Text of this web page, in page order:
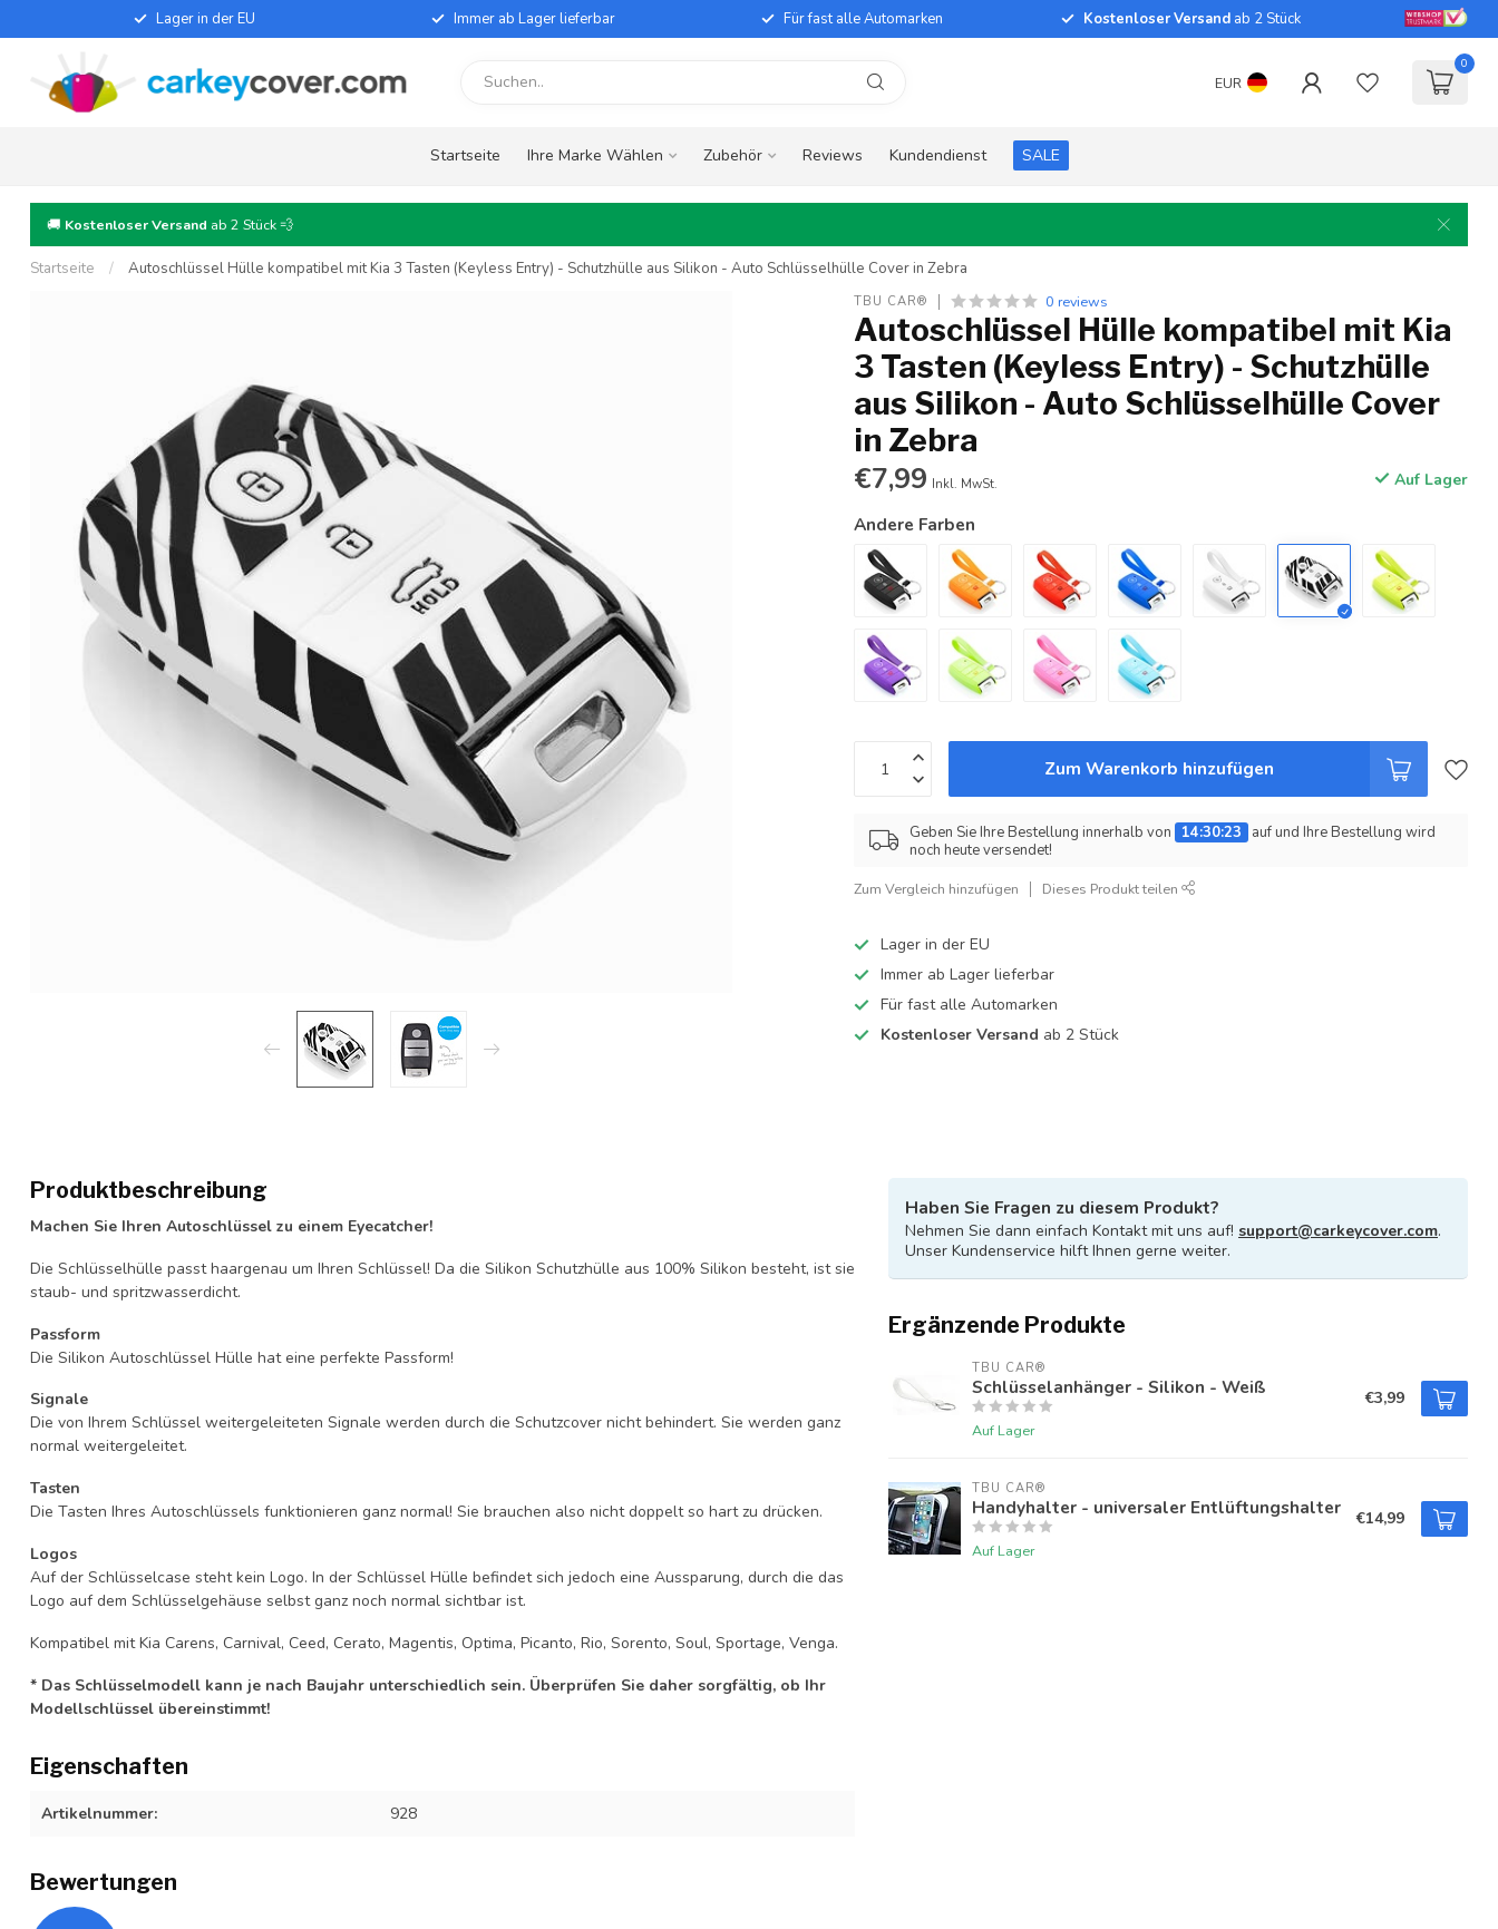
Lager in der EU Immer ab Lager lieferbar Für fast alle Automarken Kostenloser Versand ab 2 Stück
EUR
0
Startseite Ihre Marke Wählen Zubehör Reviews Kundendienst SALE
🚚 Kostenloser Versand ab 2 Stück 💨
Startseite / Autoschlüssel Hülle kompatibel mit Kia 3 Tasten (Keyless Entry) - Schutzhülle aus Silikon - Auto Schlüsselhülle Cover in Zebra
TBU CAR® 0 reviews
Autoschlüssel Hülle kompatibel mit Kia
3 Tasten (Keyless Entry) - Schutzhülle
aus Silikon - Auto Schlüsselhülle Cover
in Zebra
€7,99 Inkl. MwSt. Auf Lager
Andere Farben
Zum Warenkorb hinzufügen
Geben Sie Ihre Bestellung innerhalb von 14:30:22
auf und Ihre Bestellung wird
noch heute versendet!
Zum Vergleich hinzufügen Dieses Produkt teilen
Lager in der EU
Immer ab Lager lieferbar
Für fast alle Automarken
Kostenloser Versand ab 2 Stück
Produktbeschreibung
Machen Sie Ihren Autoschlüssel zu einem Eyecatcher!
Die Schlüsselhülle passt haargenau um Ihren Schlüssel! Da die Silikon Schutzhülle aus 100% Silikon besteht, ist sie
staub- und spritzwasserdicht.
Passform
Die Silikon Autoschlüssel Hülle hat eine perfekte Passform!
Signale
Die von Ihrem Schlüssel weitergeleiteten Signale werden durch die Schutzcover nicht behindert. Sie werden ganz
normal weitergeleitet.
Tasten
Die Tasten Ihres Autoschlüssels funktionieren ganz normal! Sie brauchen also nicht doppelt so hart zu drücken.
Logos
Auf der Schlüsselcase steht kein Logo. In der Schlüssel Hülle befindet sich jedoch eine Aussparung, durch die das
Logo auf dem Schlüsselgehäuse selbst ganz noch normal sichtbar ist.
Kompatibel mit Kia Carens, Carnival, Ceed, Cerato, Magentis, Optima, Picanto, Rio, Sorento, Soul, Sportage, Venga.
* Das Schlüsselmodell kann je nach Baujahr unterschiedlich sein. Überprüfen Sie daher sorgfältig, ob Ihr
Modellschlüssel übereinstimmt!
Eigenschaften
Artikelnummer: 928
Bewertungen
Haben Sie Fragen zu diesem Produkt?
Nehmen Sie dann einfach Kontakt mit uns auf! support@carkeycover.com.
Unser Kundenservice hilft Ihnen gerne weiter.
Ergänzende Produkte
TBU CAR®
Schlüsselanhänger - Silikon - Weiß
Auf Lager
€3,99
TBU CAR®
Handyhalter - universaler Entlüftungshalter
Auf Lager
€14,99